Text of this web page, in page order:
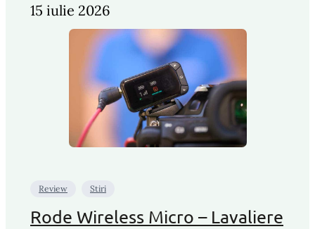
15 iulie 2026
Review Stiri
Rode Wireless Micro – Lavaliere